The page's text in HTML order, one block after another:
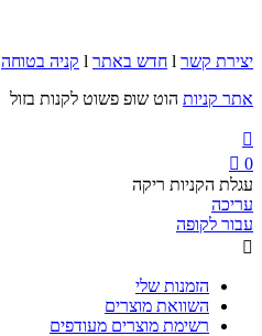
יצירת קשר חדש באתר
קניה בטוחה
אתר קניות הוט שופ פשוט לקנות בזול

0

עגלת הקניות ריקה
עריכה
עבור לקופה

הזמנות שלי
השוואת מוצרים
רשימת מוצרים מעודפים